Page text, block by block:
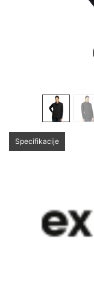
Specifikacije